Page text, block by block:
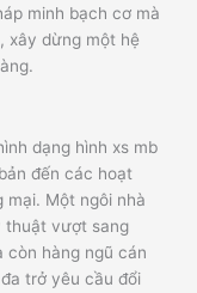
minh bạch cơ mà
xây dừng một hệ
dạng hình xs mb
đến các hoạt
mại. Một ngôi nhà
thuật vượt sang
còn hàng ngũ cán
trở yêu cầu đổi